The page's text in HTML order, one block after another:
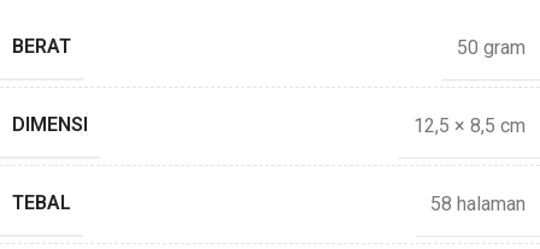
BERAT 50 gram
DIMENSI 12,5 × 8,5 cm
TEBAL 58 halaman